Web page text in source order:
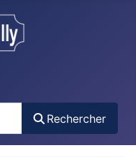
Rechercher